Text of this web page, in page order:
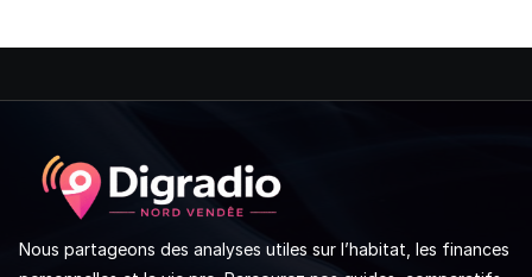
Nous partageons des analyses utiles sur l’habitat, les finances